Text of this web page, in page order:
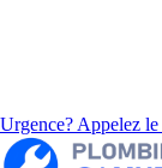
Urgence? Appelez le